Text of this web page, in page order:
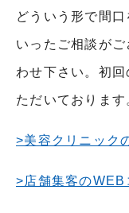
どういう形で間
いったご相談が
わせ下さい。初
ただいております
>美容クリニック
>店舗集客のWEB